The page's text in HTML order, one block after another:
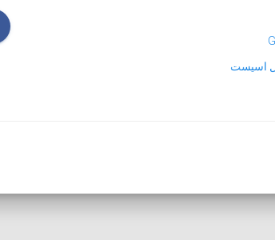
اسیست